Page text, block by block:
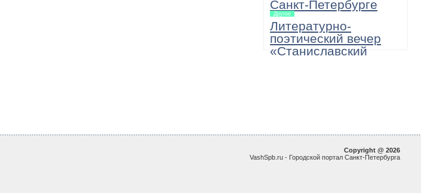
Другое
Литературно-
поэтический вечер
«Станиславский
Copyright @ 2026
VashSpb.ru - Городской портал Санкт-Петербурга